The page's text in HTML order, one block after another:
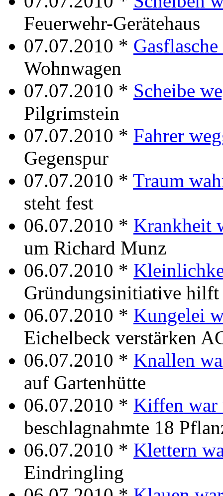
Feuerwehr-Gerätehaus
07.07.2010 *
Wohnwagen
07.07.2010 * Scheibe
Pilgrimstein
07.07.2010 * Fahrer
Gegenspur
07.07.2010 * Traum
steht fest
06.07.2010 * Krankheit
um Richard Munz
06.07.2010 *
Gründungsinitiative hilft
06.07.2010 * Kungelei
Eichelbeck verstärken
06.07.2010 * Knallen
auf Gartenhütte
06.07.2010 * Kiffen war
beschlagnahmte 18
06.07.2010 * Klettern
Eindringling